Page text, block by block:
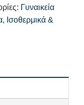
Γυναικεία
, Ισοθερμικά &